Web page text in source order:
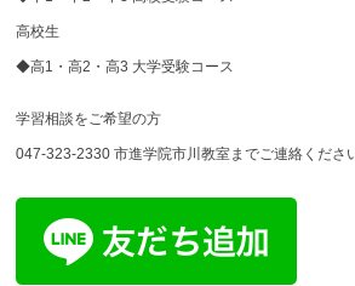
高校生
◆高1・高2・高3 大学受験コース
学習相談をご希望の方
047-323-2330 市進学院市川教室までご連絡くださ